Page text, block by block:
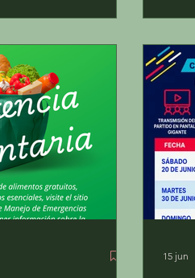
15 jun